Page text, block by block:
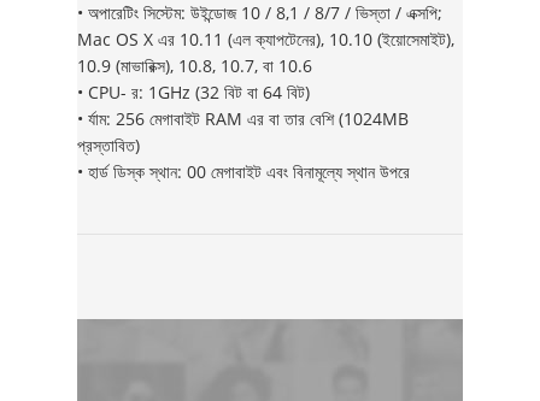
• অপারেটিং সিস্টেম: উইন্ডোজ 10 / 8,1 / 8/7 / ভিস্তা / এক্সপি;
Mac OS X এর 10.11 (এল ক্যাপটেনের), 10.10 (ইয়োসেমাইট),
10.9 (মাভারিক্স), 10.8, 10.7, বা 10.6
• CPU- র: 1GHz (32 বিট বা 64 বিট)
• র্যাম: 256 মেগাবাইট RAM এর বা তার বেশি (1024MB
প্রস্তাবিত)
• হার্ড ডিস্ক স্থান: 00 মেগাবাইট এবং বিনামূল্যে স্থান উপরে